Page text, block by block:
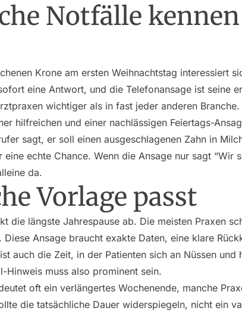
Notfälle
Krone am ersten Weihnachtstag interessiert
eine Antwort, und die Telefonansage ist seine
wichtiger als in fast jeder anderen Branche.
hilfreichen und einer nachlässigen Feiertags-
sagt, er soll einen ausgeschlagenen Zahn in
echte Chance. Wenn die Ansage nur sagt “Wir
da.
Vorlage passt
die längste Jahrespause ab. Die meisten Praxen
Diese Ansage braucht exakte Daten, eine klare
auch die Zeit, in der Patienten sich an Nüssen und
Hinweis muss also prominent sein.
oft ein verlängertes Wochenende, manche
die tatsächliche Dauer widerspiegeln, nicht ein